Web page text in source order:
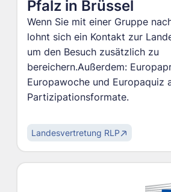
Pfalz in Brüssel
Wenn Sie mit einer Gruppe
lohnt sich ein Kontakt zur
um den Besuch zusätzlich zu
bereichern.Außerdem:
Europawoche und Europaquiz
Partizipationsformate.
Landesvertretung RLP